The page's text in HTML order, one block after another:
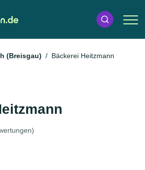
(Breisgau) Bäckerei Heitzmann